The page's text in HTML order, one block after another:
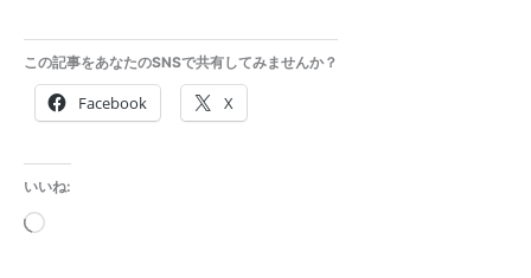
この記事をあなたのSNSで共有してみませんか？
Facebook X
いいね:
読